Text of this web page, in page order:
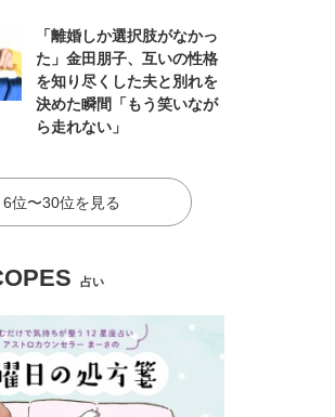
「離婚しか選択肢がなかっ
た」金田朋子、互いの性格
を知り尽くした夫と別れを
決めた瞬間「もう笑いなが
ら走れない」
6位〜30位を見る
占い